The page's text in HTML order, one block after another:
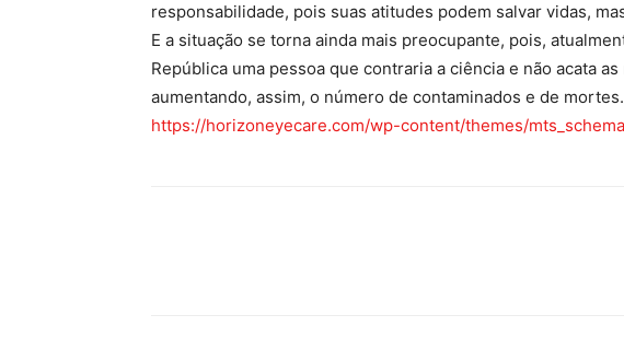
responsabilidade, pois suas atitudes podem salvar vidas,
E a situação se torna ainda mais preocupante, pois,
República uma pessoa que contraria a ciência e não acata
aumentando, assim, o número de contaminados e de mortes.
https://horizoneyecare.com/wp-content/themes/